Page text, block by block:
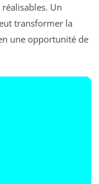
Un
transformer la
une opportunité de